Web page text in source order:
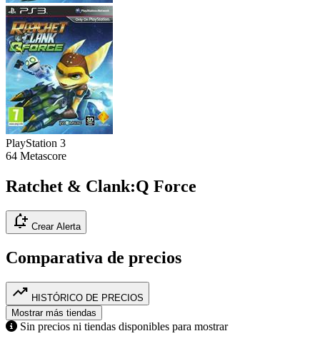
PlayStation 3
64 Metascore
Ratchet & Clank:Q Force
notification_add Crear Alerta
Comparativa de precios
trending_up HISTÓRICO DE PRECIOS
Mostrar más tiendas
Sin precios ni tiendas disponibles para mostrar